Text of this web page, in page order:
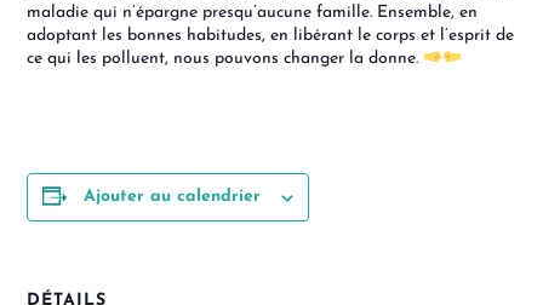
maladie qui n’épargne presqu’aucune famille. Ensemble, en
adoptant les bonnes habitudes, en libérant le corps et l’esprit de
ce qui les polluent, nous pouvons changer la donne.
Ajouter au calendrier
DÉTAILS